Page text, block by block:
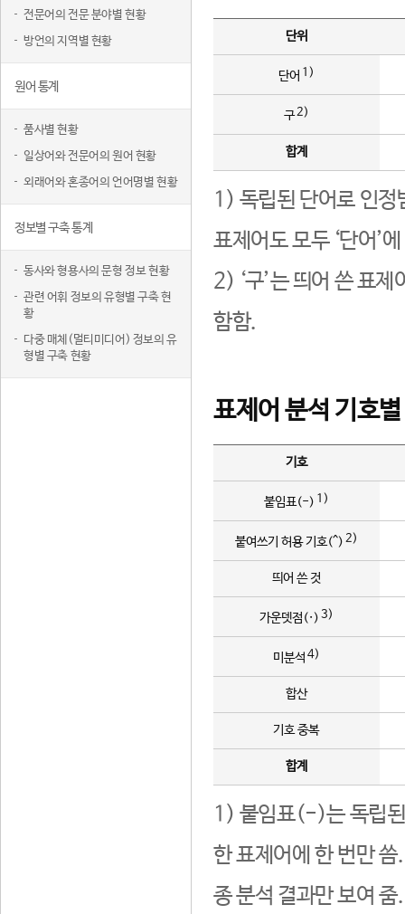
전문어의 전문 분야별 현황
방언의 지역별 현황
원어 통계
품사별 현황
일상어와 전문어의 원어 현황
외래어와 혼종어의 언어명별 현황
정보별 구축 통계
동사와 형용사의 문형 정보 현황
관련 어휘 정보의 유형별 구축 현
황
다중 매체(멀티미디어) 정보의 유
형별 구축 현황
단위
단어 1)
구2)
합계
1) 독립된 단어로 인정
표제어도 모두 ‘단어’
2) ‘구’는 띄어 쓴 표
함함.
표제어 분석 기호
기호
붙임표(-) 1)
붙여쓰기 허용 기호(^) 2)
띄어 쓴 것
가운뎃점(·) 3)
미분석 4)
합산
기호 중복
합계
1) 붙임표(-)는 독립된
한 표제어에 한 번만
종 분석 결과만 보여